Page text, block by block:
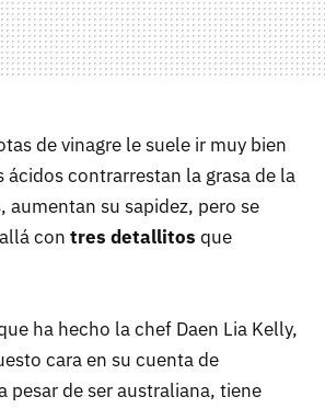
de vinagre le suele ir muy bien
ácidos contrarrestan la grasa de la
aumentan su sapidez, pero se
con tres detallitos que
ha hecho la chef Daen Lia Kelly,
cara en su cuenta de
pesar de ser australiana, tiene